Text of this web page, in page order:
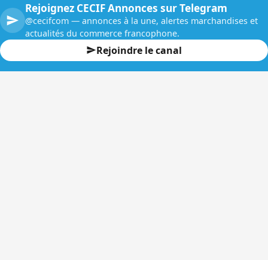
Rejoignez CECIF Annonces sur Telegram
@cecifcom — annonces à la une, alertes marchandises et
actualités du commerce francophone.
Rejoindre le canal